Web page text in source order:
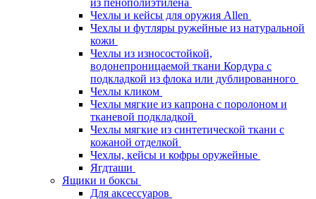
из пенополиэтилена
Чехлы и кейсы для оружия Allen
Чехлы и футляры ружейные из натуральной
кожи
Чехлы из износостойкой,
водонепроницаемой ткани Кордура с
подкладкой из флока или дублированного
Чехлы кликом
Чехлы мягкие из капрона с поролоном и
тканевой подкладкой
Чехлы мягкие из синтетической ткани с
кожаной отделкой
Чехлы, кейсы и кофры оружейные
Ягдташи
Ящики и боксы
Для аксессуаров